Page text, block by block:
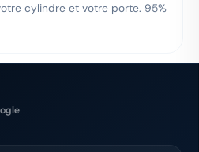
cylindre et votre porte. 95%